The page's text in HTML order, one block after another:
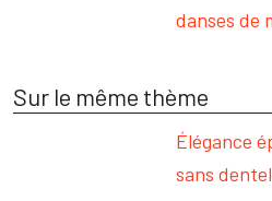
danses de
Sur le même thème
Élégance
sans